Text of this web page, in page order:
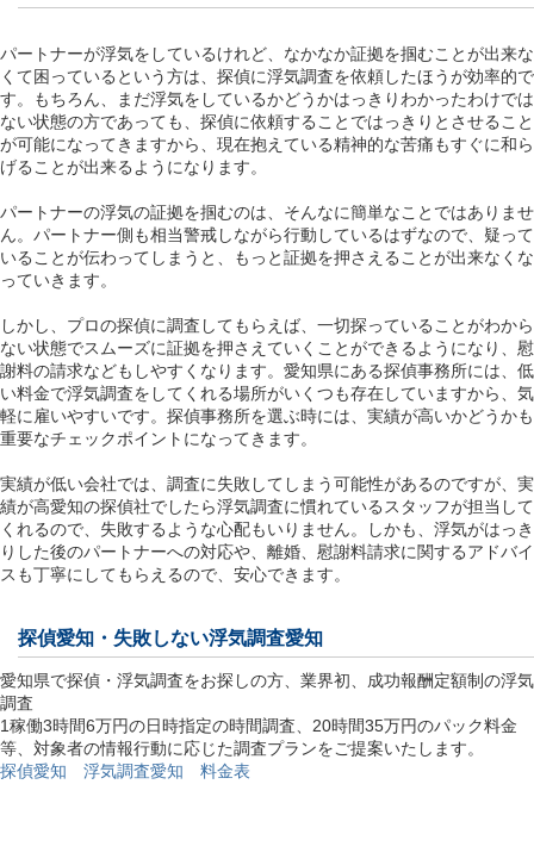
パートナーが浮気をしているけれど、なかなか証拠を掴むことが出来な
くて困っているという方は、探偵に浮気調査を依頼したほうが効率的で
す。もちろん、まだ浮気をしているかどうかはっきりわかったわけでは
ない状態の方であっても、探偵に依頼することではっきりとさせること
が可能になってきますから、現在抱えている精神的な苦痛もすぐに和ら
げることが出来るようになります。
パートナーの浮気の証拠を掴むのは、そんなに簡単なことではありませ
ん。パートナー側も相当警戒しながら行動しているはずなので、疑って
いることが伝わってしまうと、もっと証拠を押さえることが出来なくな
っていきます。
しかし、プロの探偵に調査してもらえば、一切探っていることがわから
ない状態でスムーズに証拠を押さえていくことができるようになり、慰
謝料の請求などもしやすくなります。愛知県にある探偵事務所には、低
い料金で浮気調査をしてくれる場所がいくつも存在していますから、気
軽に雇いやすいです。探偵事務所を選ぶ時には、実績が高いかどうかも
重要なチェックポイントになってきます。
実績が低い会社では、調査に失敗してしまう可能性があるのですが、実
績が高愛知の探偵社でしたら浮気調査に慣れているスタッフが担当して
くれるので、失敗するような心配もいりません。しかも、浮気がはっき
りした後のパートナーへの対応や、離婚、慰謝料請求に関するアドバイ
スも丁寧にしてもらえるので、安心できます。
探偵愛知 ・失敗しない浮気調査愛知
愛知県で探偵・浮気調査をお探しの方、業界初、成功報酬定額制の浮気
調査
1稼働3時間6万円の日時指定の時間調査、20時間35万円のパック料金
等、対象者の情報行動に応じた調査プランをご提案いたします。
探偵愛知 浮気調査愛知 料金表